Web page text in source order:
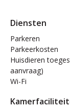
Diensten
Parkeren
Parkeerkosten
Huisdieren
aanvraag)
Wi-Fi